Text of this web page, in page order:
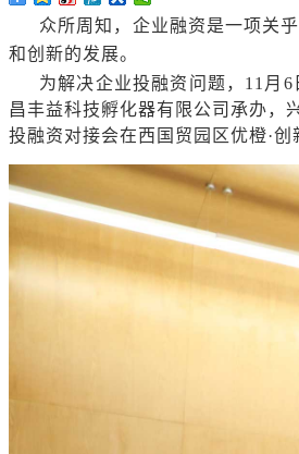
众所周知，企业融资是一项关
和创新的发展。
为解决企业投融资问题，11月
昌丰益科技孵化器有限公司承办，
投融资对接会在西国贸园区优橙·创